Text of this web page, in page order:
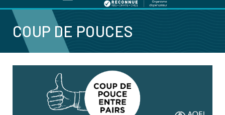
COUP DE POUCES